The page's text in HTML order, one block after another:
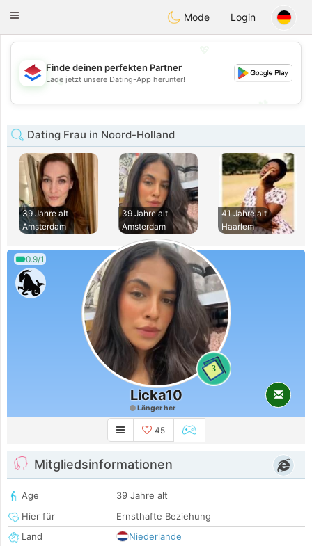
Nederland Chat
Toggle
Mode Login
💖
💕
Finde deinen perfekten Partner
Lade jetzt unsere Dating-App herunter!
Dating Frau in Noord-Holland
39 Jahre alt
Amsterdam
39 Jahre alt
Amsterdam
41 Jahre alt
Haarlem
0.9/1
3
Licka10
Länger her
45
Mitgliedsinformationen
Age
39 Jahre alt
Hier für
Ernsthafte Beziehung
Land
Niederlande